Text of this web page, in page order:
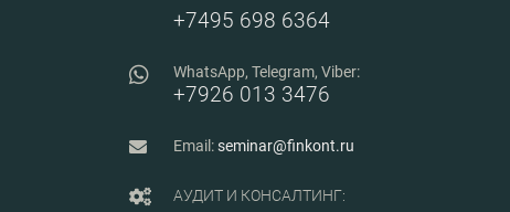
+7495 698 6364
WhatsApp, Telegram, Viber:
+7926 013 3476
Email:seminar@finkont.ru
АУДИТ И КОНСАЛТИНГ: